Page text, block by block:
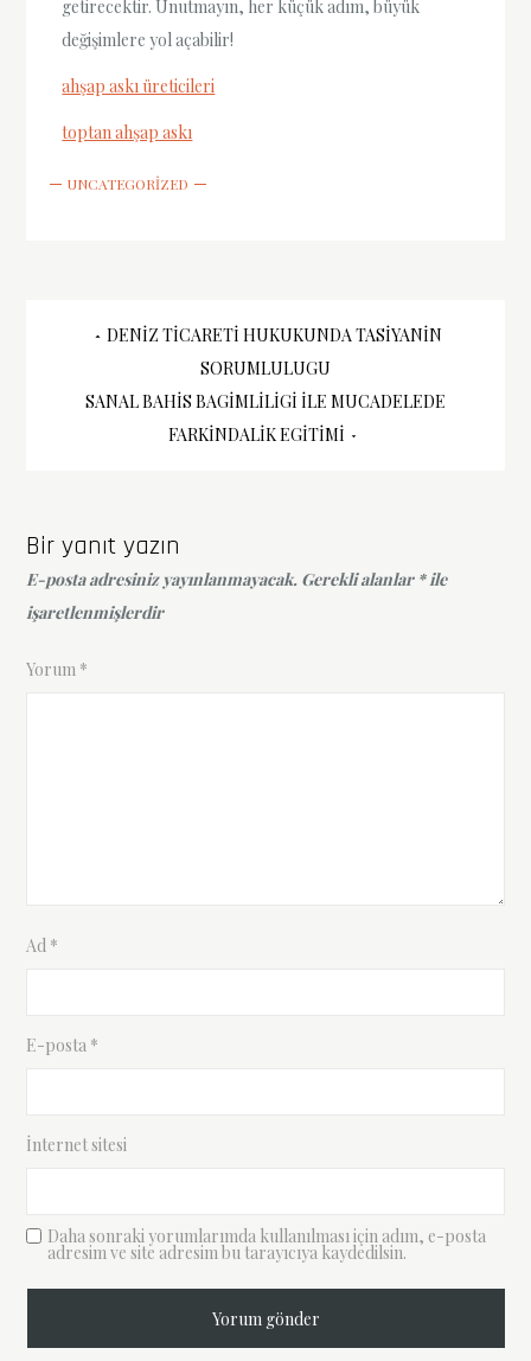
getirecektir. Unutmayın, her küçük adım, büyük
değişimlere yol açabilir!
ahşap askı üreticileri
toptan ahşap askı
UNCATEGORIZED
Yazı
gezinmesi
DENIZ TICARETI HUKUKUNDA TASIYANIN
SORUMLULUGU
SANAL BAHIS BAGIMLILIGI İLE MUCADELEDE
FARKINDALIK EGITIMI
Bir yanıt yazın
E-posta adresiniz yayınlanmayacak. Gerekli alanlar *ile
işaretlenmişlerdir
Yorum *
Ad *
E-posta *
İnternet sitesi
Daha sonraki yorumlarımda kullanılması için adım, e-posta
adresim ve site adresim bu tarayıcıya kaydedilsin.